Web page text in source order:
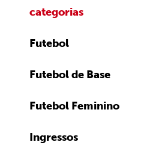
categorias
Futebol
Futebol de Base
Futebol Feminino
Ingressos